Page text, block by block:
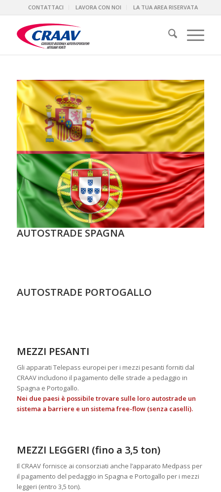
CONTATTACI LAVORA CON NOI LA TUA AREA RISERVATA
AUTOSTRADE SPAGNA
AUTOSTRADE PORTOGALLO
MEZZI PESANTI
Gli apparati Telepass europei per i mezzi pesanti forniti dal
CRAAV includono il pagamento delle strade a pedaggio in
Spagna e Portogallo.
Nei due paesi è possibile trovare sulle loro autostrade un
sistema a barriere e un sistema free-flow (senza caselli).
MEZZI LEGGERI (fino a 3,5 ton)
Il CRAAV fornisce ai consorziati anche l’apparato Medpass per
il pagamento del pedaggio in Spagna e Portogallo per i mezzi
leggeri (entro 3,5 ton).